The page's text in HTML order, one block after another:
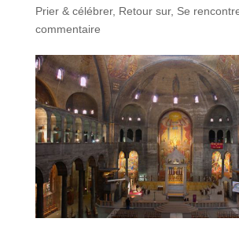
Prier & célébrer, Retour sur, Se
commentaire